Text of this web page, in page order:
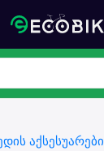
აქსესუარები